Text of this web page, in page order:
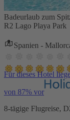
Badeurlaub zum
R2 Lago Playa Park
Spanien -
Für dieses Hotel
von 87% vor
8-tägige Flugreise,